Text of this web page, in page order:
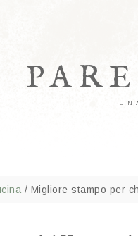
/ Migliore stampo per